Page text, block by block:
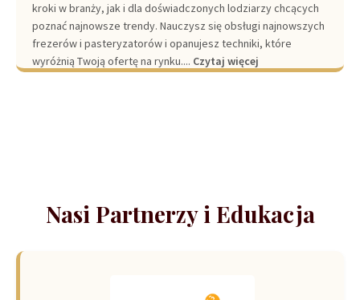
kroki w branży, jak i dla doświadczonych lodziarzy chcących
poznać najnowsze trendy. Nauczysz się obsługi najnowszych
frezerów i pasteryzatorów i opanujesz techniki, które
wyróżnią Twoją ofertę na rynku.... Czytaj więcej
Nasi Partnerzy i Edukacja